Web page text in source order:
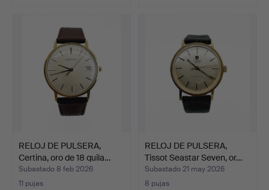
RELOJ DE PULSERA,
Certina, oro de 18 quila…
Subastado 8 feb 2026
11 pujas
RELOJ DE PULSERA,
Tissot Seastar Seven, or…
Subastado 21 may 2026
8 pujas